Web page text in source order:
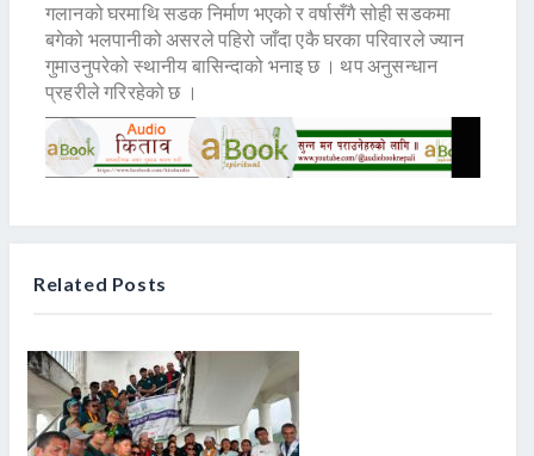
गलानको घरमाथि सडक निर्माण भएको र वर्षासँगै सोही सडकमा
बगेको भलपानीको असरले पहिरो जाँदा एकै घरका परिवारले ज्यान
गुमाउनुपरेको स्थानीय बासिन्दाको भनाइ छ । थप अनुसन्धान
प्रहरीले गरिरहेको छ ।
Related Posts